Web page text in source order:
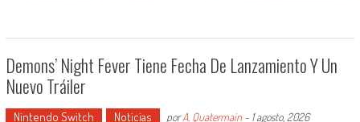
Demons’ Night Fever Tiene Fecha De Lanzamiento Y Un
Nuevo Tráiler
Nintendo Switch Noticias porA. Quatermain- 1 agosto, 2026